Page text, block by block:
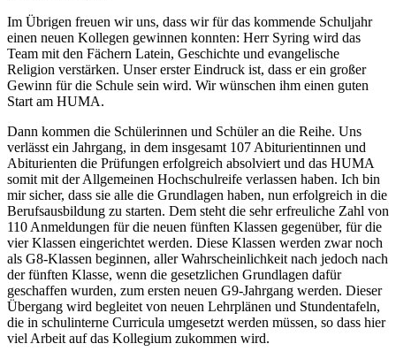
Im Übrigen freuen wir uns, dass wir für das kommende Schuljahr
einen neuen Kollegen gewinnen konnten: Herr Syring wird das
Team mit den Fächern Latein, Geschichte und evangelische
Religion verstärken. Unser erster Eindruck ist, dass er ein großer
Gewinn für die Schule sein wird. Wir wünschen ihm einen guten
Start am HUMA.
Dann kommen die Schülerinnen und Schüler an die Reihe. Uns
verlässt ein Jahrgang, in dem insgesamt 107 Abiturientinnen und
Abiturienten die Prüfungen erfolgreich absolviert und das HUMA
somit mit der Allgemeinen Hochschulreife verlassen haben. Ich bin
mir sicher, dass sie alle die Grundlagen haben, nun erfolgreich in die
Berufsausbildung zu starten. Dem steht die sehr erfreuliche Zahl von
110 Anmeldungen für die neuen fünften Klassen gegenüber, für die
vier Klassen eingerichtet werden. Diese Klassen werden zwar noch
als G8-Klassen beginnen, aller Wahrscheinlichkeit nach jedoch nach
der fünften Klasse, wenn die gesetzlichen Grundlagen dafür
geschaffen wurden, zum ersten neuen G9-Jahrgang werden. Dieser
Übergang wird begleitet von neuen Lehrplänen und Stundentafeln,
die in schulinterne Curricula umgesetzt werden müssen, so dass hier
viel Arbeit auf das Kollegium zukommen wird.